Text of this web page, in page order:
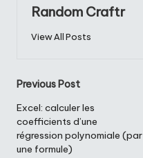
Random Craftr
View All Posts
Post
navigation
Previous Post
Excel: calculer les
coefficients d’une
régression polynomiale (par
une formule)